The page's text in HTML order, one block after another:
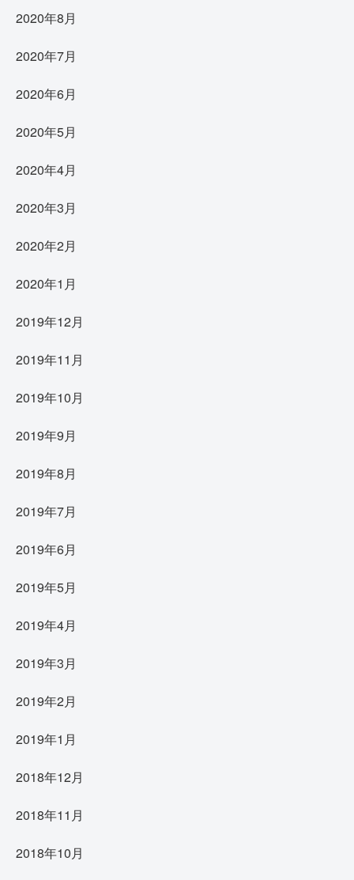
2020年8月
2020年7月
2020年6月
2020年5月
2020年4月
2020年3月
2020年2月
2020年1月
2019年12月
2019年11月
2019年10月
2019年9月
2019年8月
2019年7月
2019年6月
2019年5月
2019年4月
2019年3月
2019年2月
2019年1月
2018年12月
2018年11月
2018年10月